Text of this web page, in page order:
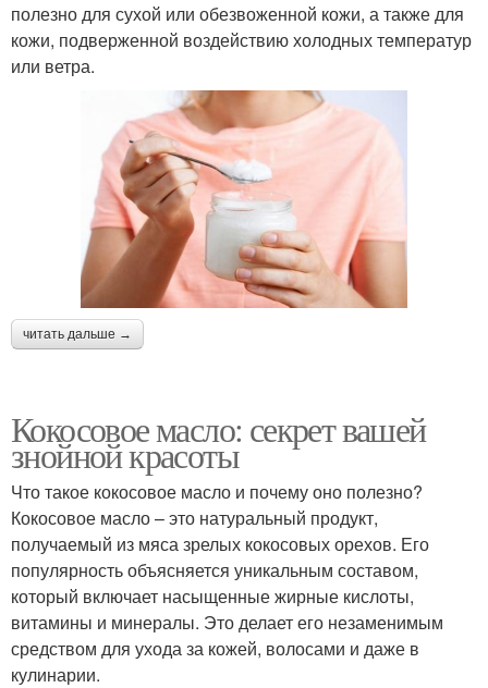
полезно для сухой или обезвоженной кожи, а также для
кожи, подверженной воздействию холодных температур
или ветра.
читать дальше →
Кокосовое масло: секрет вашей
знойной красоты
Что такое кокосовое масло и почему оно полезно?
Кокосовое масло – это натуральный продукт,
получаемый из мяса зрелых кокосовых орехов. Его
популярность объясняется уникальным составом,
который включает насыщенные жирные кислоты,
витамины и минералы. Это делает его незаменимым
средством для ухода за кожей, волосами и даже в
кулинарии.